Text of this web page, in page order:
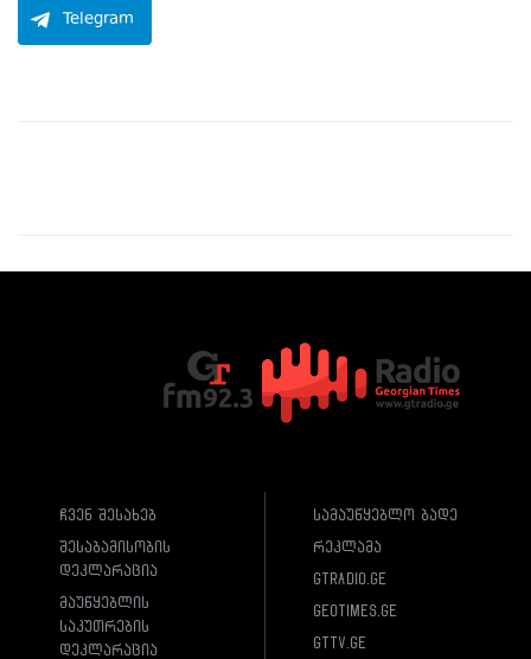
Telegram
ჩვენ შესახებ
შესაბამისობის
დეკლარაცია
მაუწყებლის
საკუთრების
დეკლარაცია
სამაუწყებლო ბადე
რეკლამა
gtradio.ge
geotimes.ge
gttv.ge